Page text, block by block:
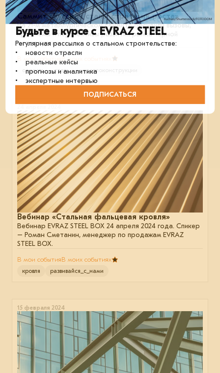
Саммит «Русская сталь: стратегия роста»
На 21-м металлургическом саммите обсудили вызовы,
проблемы и перспективы развития рынка чёрной
металлургии.
В моих событиях
отрасль сталь металлоконструкции
Вебинар «Стальная фальцевая кровля»
Вебинар EVRAZ STEEL BOX 24 апреля 2024 года. Спикер
– Роман Сметанин, менеджер по продажам EVRAZ
STEEL BOX.
В мои событияВ моих событиях
кровля развивайся_с_нами
15 февраля 2024
Будьте в курсе с EVRAZ STEEL
Регулярная рассылка о стальном строительстве:
• новости отрасли
• реальные кейсы
• прогнозы и аналитика
• экспертные интервью
ПОДПИСАТЬСЯ